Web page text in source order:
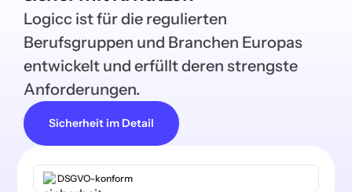
Logicc ist für die regulierten
Berufsgruppen und Branchen Europas
entwickelt und erfüllt deren strengste
Anforderungen.
Sicherheit im Detail
DSGVO-konform